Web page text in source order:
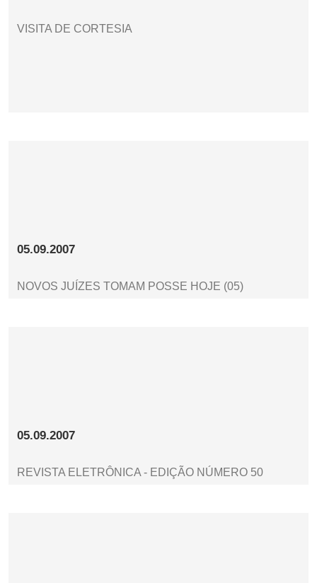
VISITA DE CORTESIA
05.09.2007
NOVOS JUÍZES TOMAM POSSE HOJE (05)
05.09.2007
REVISTA ELETRÔNICA - EDIÇÃO NÚMERO 50